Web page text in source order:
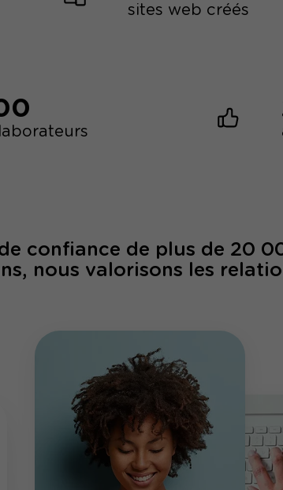
sites web créés
confiance de plus de 20
nous valorisons les